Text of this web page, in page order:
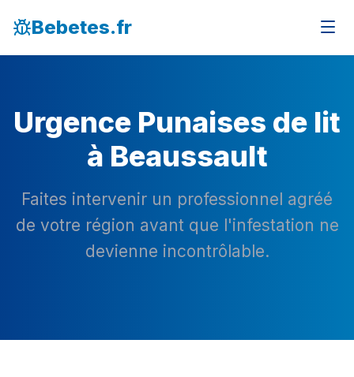
Bebetes.fr
Urgence Punaises de lit
à Beaussault
Faites intervenir un professionnel agréé
de votre région avant que l'infestation ne
devienne incontrôlable.